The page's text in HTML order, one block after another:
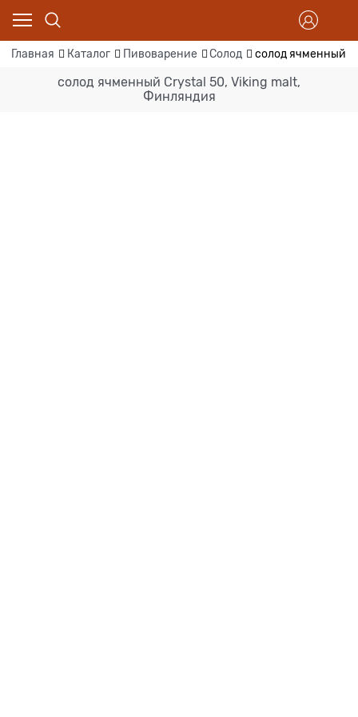
Главная Каталог Пивоварение Солод солод ячменный
солод ячменный Crystal 50, Viking malt,
Финляндия